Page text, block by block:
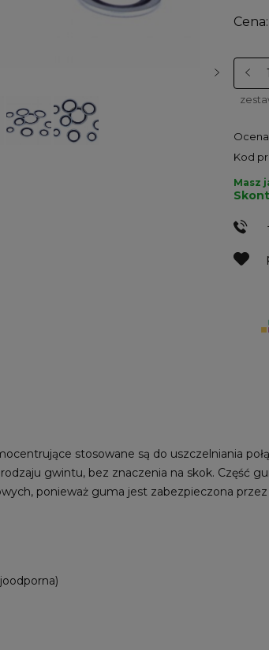
Cena:
Kod
Masz
stosowane są do uszczelniania
gwintu, bez znaczenia na skok. Część
ponieważ guma jest zabezpieczona przez